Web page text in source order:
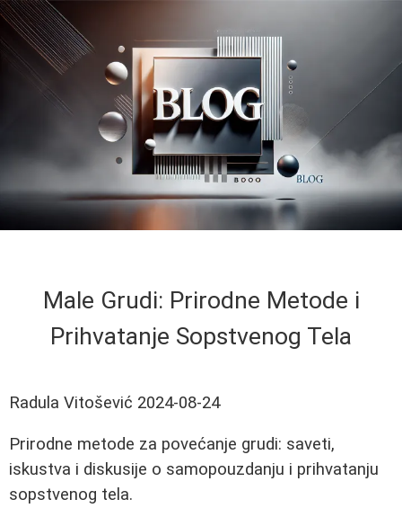
Male Grudi: Prirodne Metode i
Prihvatanje Sopstvenog Tela
Radula Vitošević 2024-08-24
Prirodne metode za povećanje grudi: saveti,
iskustva i diskusije o samopouzdanju i prihvatanju
sopstvenog tela.